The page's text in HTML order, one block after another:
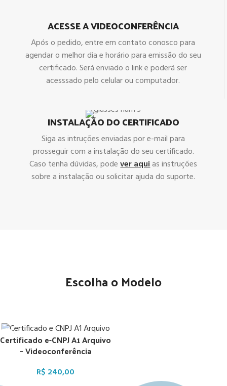
ACESSE A VIDEOCONFERÊNCIA
Após o pedido, entre em contato conosco para
agendar o melhor dia e horário para emissão do seu
certificado. Será enviado o link e poderá ser
acesssado pelo celular ou computador.
INSTALAÇÃO DO CERTIFICADO
Siga as intruções enviadas por e-mail para
prosseguir com a instalação do seu certificado.
Caso tenha dúvidas, podever aquias instruções
sobre a instalação ou solicitar ajuda do suporte.
Escolha o Modelo
Certificado e-CNPJ A1 Arquivo
– Videoconferência
R$ 240,00